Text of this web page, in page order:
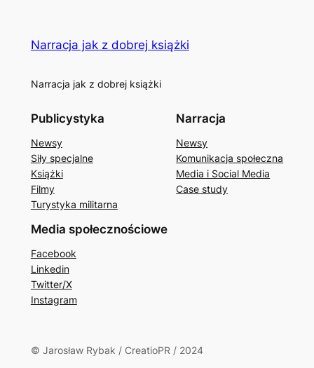
Narracja jak z dobrej książki
Narracja jak z dobrej książki
Publicystyka
Newsy
Siły specjalne
Książki
Filmy
Turystyka militarna
Narracja
Newsy
Komunikacja społeczna
Media i Social Media
Case study
Media społecznościowe
Facebook
Linkedin
Twitter/X
Instagram
© Jarosław Rybak / CreatioPR / 2024